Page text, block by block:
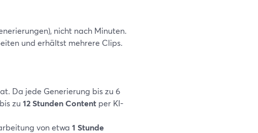
nicht nach Minuten.
und erhältst mehrere Clips.
Da jede Generierung bis zu 6
zu 12 Stunden Content per KI-
von etwa 1 Stunde